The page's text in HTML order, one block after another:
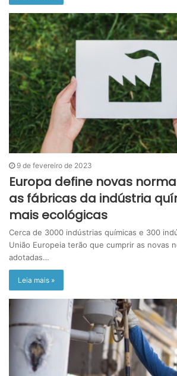
9 de fevereiro de 2023
Europa define novas
as fábricas da indústria
mais ecológicas
Cerca de 3000 indústrias químicas e 300
União Europeia terão que cumprir as novas
adotadas…
Leia mais »